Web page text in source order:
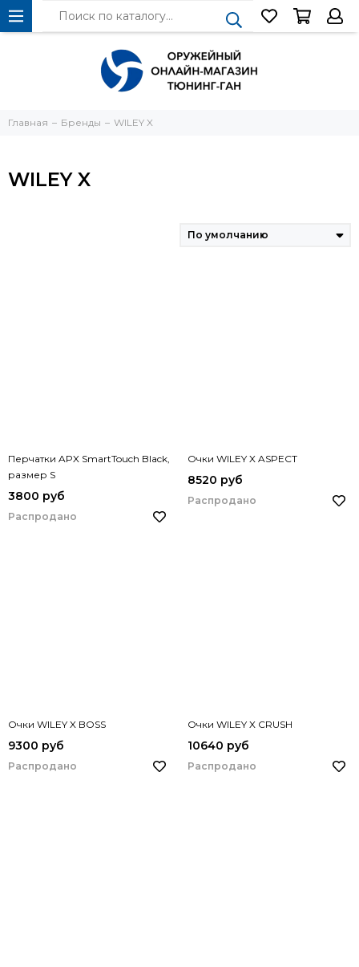
Главная Бренды WILEY X
WILEY X
Перчатки APX SmartTouch Black,
размер S
3800 руб
Распродано
Очки WILEY X ASPECT
8520 руб
Распродано
Очки WILEY X BOSS
9300 руб
Распродано
Очки WILEY X CRUSH
10640 руб
Распродано